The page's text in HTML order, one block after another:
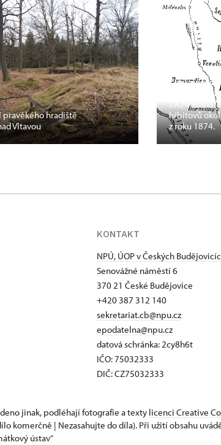
hradiště
Vltavou
Zobrazení
pohřebišť
J.K.Hrašeho
hřbitovů
z roku 1874.
KONTAKT
NPÚ, ÚOP v Českých
Senovážné náměstí 6
370 21 České Budějovice
+420 387 312 140
sekretariat.cb@npu.cz
epodatelna@npu.cz
datová schránka: 2cy8h6t​
IČO: 75032333
DIČ: CZ75032333
jinak, podléhají fotografie a texty licenci Creative
komerčně | Nezasahujte do díla). Při užití obsahu
ústav“